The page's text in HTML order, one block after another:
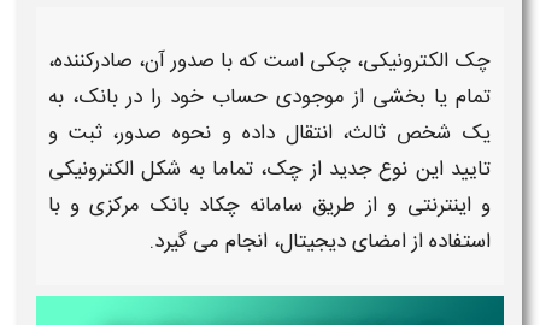
چک الکترونیکی، چکی است که با صدور آن، صادرکننده،
تمام یا بخشی از موجودی حساب خود را در بانک، به
یک شخص ثالث، انتقال داده و نحوه صدور، ثبت و
تایید این نوع جدید از چک، تماما به شکل الکترونیکی
و اینترنتی و از طریق سامانه چکاد بانک مرکزی و با
استفاده از امضای دیجیتال، انجام می گیرد.